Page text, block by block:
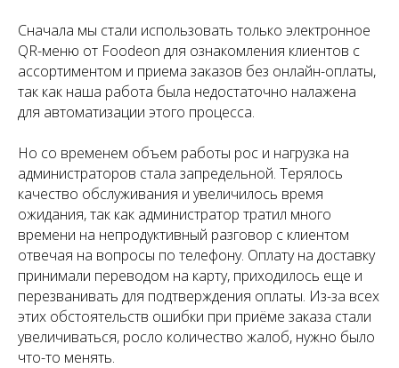
Сначала мы стали использовать только электронное
QR-меню от Foodeon для ознакомления клиентов с
ассортиментом и приема заказов без онлайн-оплаты,
так как наша работа была недостаточно налажена
для автоматизации этого процесса.
Но со временем объем работы рос и нагрузка на
администраторов стала запредельной. Терялось
качество обслуживания и увеличилось время
ожидания, так как администратор тратил много
времени на непродуктивный разговор с клиентом
отвечая на вопросы по телефону. Оплату на доставку
принимали переводом на карту, приходилось еще и
перезванивать для подтверждения оплаты. Из-за всех
этих обстоятельств ошибки при приёме заказа стали
увеличиваться, росло количество жалоб, нужно было
что-то менять.